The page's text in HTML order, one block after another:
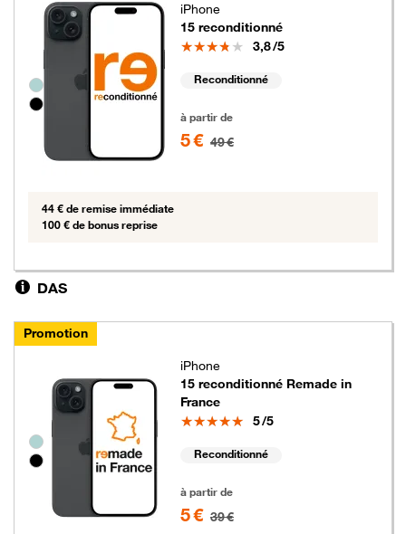
Groupe de couleurs disponibles non sélectionnables
iPhone
15 reconditionné
Note
3,8/5
Reconditionné
à partir de
5 € 49 €
44 € de remise immédiate
100 € de bonus reprise
DAS
Promotion
Groupe de couleurs disponibles non sélectionnables
iPhone
15 reconditionné Remade in
France
Note
5/5
Reconditionné
à partir de
5 € 39 €